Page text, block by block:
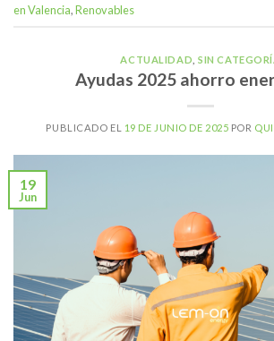
en Valencia,Renovables
ACTUALIDAD ,SIN
Ayudas 2025 ahorro
PUBLICADO EL 19 DE JUNIO DE 2025 POR
19
Jun